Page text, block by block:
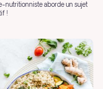
nutritionniste aborde un sujet
!